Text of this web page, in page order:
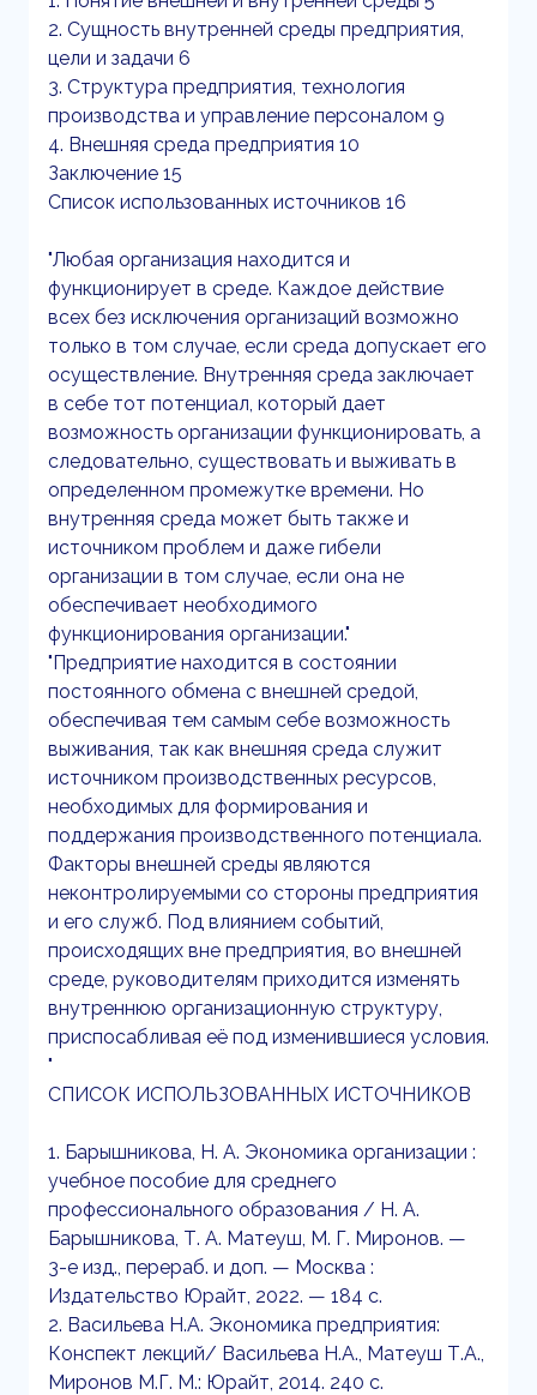
2. Сущность внутренней среды предприятия,
цели и задачи 6
3. Структура предприятия, технология
производства и управление персоналом 9
4. Внешняя среда предприятия 10
Заключение 15
Список использованных источников 16
"Любая организация находится и
функционирует в среде. Каждое действие
всех без исключения организаций возможно
только в том случае, если среда допускает его
осуществление. Внутренняя среда заключает
в себе тот потенциал, который дает
возможность организации функционировать, а
следовательно, существовать и выживать в
определенном промежутке времени. Но
внутренняя среда может быть также и
источником проблем и даже гибели
организации в том случае, если она не
обеспечивает необходимого
функционирования организации."
"Предприятие находится в состоянии
постоянного обмена с внешней средой,
обеспечивая тем самым себе возможность
выживания, так как внешняя среда служит
источником производственных ресурсов,
необходимых для формирования и
поддержания производственного потенциала.
Факторы внешней среды являются
неконтролируемыми со стороны предприятия
и его служб. Под влиянием событий,
происходящих вне предприятия, во внешней
среде, руководителям приходится изменять
внутреннюю организационную структуру,
приспосабливая её под изменившиеся условия.
"
СПИСОК ИСПОЛЬЗОВАННЫХ ИСТОЧНИКОВ
1. Барышникова, Н. А. Экономика организации :
учебное пособие для среднего
профессионального образования / Н. А.
Барышникова, Т. А. Матеуш, М. Г. Миронов. —
3-е изд., перераб. и доп. — Москва :
Издательство Юрайт, 2022. — 184 с.
2. Васильева Н.А. Экономика предприятия:
Конспект лекций/ Васильева Н.А., Матеуш Т.А.,
Миронов М.Г. М.: Юрайт, 2014. 240 с.